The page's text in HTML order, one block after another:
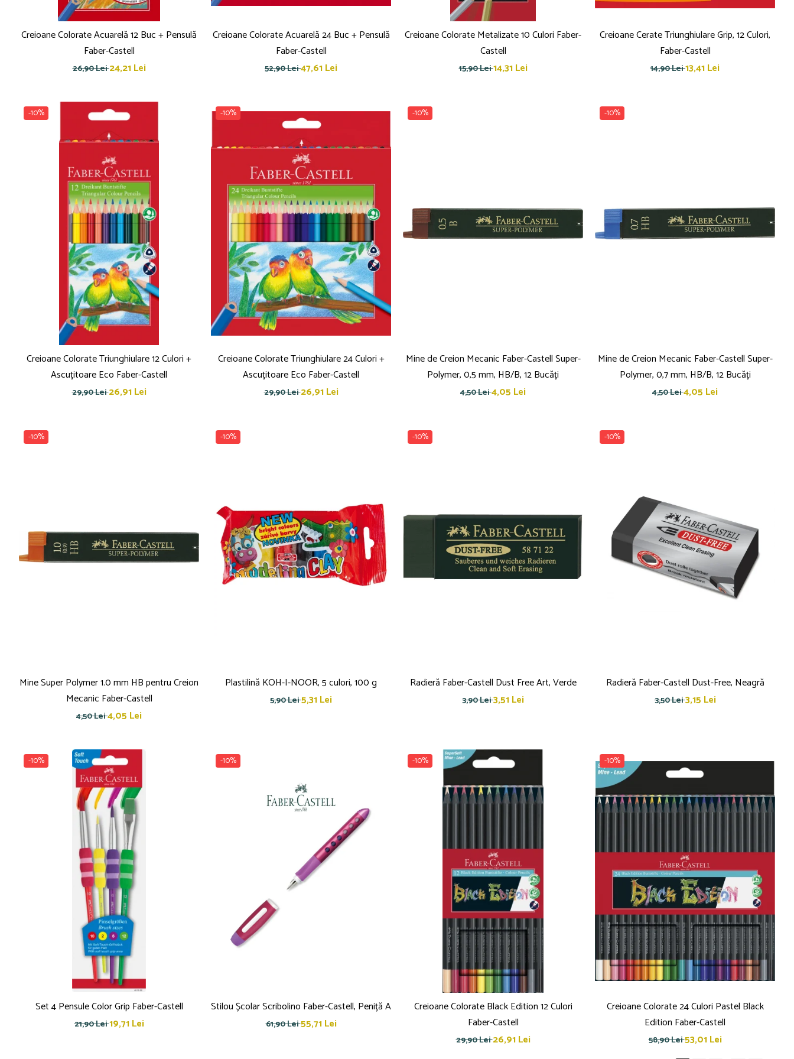
Tempera și Guașe
Creioane Colorate Acuarelă 12 Buc + Pensulă
Faber-Castell
26,90 Lei24,21 Lei
Creioane Colorate Acuarelă 24 Buc + Pensulă
Faber-Castell
52,90 Lei47,61 Lei
Creioane Colorate Metalizate 10 Culori Faber-
Castell
15,90 Lei14,31 Lei
Creioane Cerate Triunghiulare Grip, 12 Culori,
Faber-Castell
14,90 Lei13,41 Lei
-10%
Creioane Colorate Triunghiulare 12 Culori +
Ascuțitoare Eco Faber-Castell
29,90 Lei26,91 Lei
-10%
Creioane Colorate Triunghiulare 24 Culori +
Ascuțitoare Eco Faber-Castell
29,90 Lei26,91 Lei
-10%
Mine de Creion Mecanic Faber-Castell Super-
Polymer, 0,5 mm, HB/B, 12 Bucăți
4,50 Lei4,05 Lei
-10%
Mine de Creion Mecanic Faber-Castell Super-
Polymer, 0,7 mm, HB/B, 12 Bucăți
4,50 Lei4,05 Lei
-10%
Mine Super Polymer 1.0 mm HB pentru Creion
Mecanic Faber-Castell
4,50 Lei4,05 Lei
-10%
Plastilină KOH-I-NOOR, 5 culori, 100 g
5,90 Lei5,31 Lei
-10%
Radieră Faber-Castell Dust Free Art, Verde
3,90 Lei3,51 Lei
-10%
Radieră Faber-Castell Dust-Free, Neagră
3,50 Lei3,15 Lei
-10%
Set 4 Pensule Color Grip Faber-Castell
21,90 Lei19,71 Lei
-10%
Stilou Școlar Scribolino Faber-Castell, Peniță A
61,90 Lei55,71 Lei
-10%
Creioane Colorate Black Edition 12 Culori
Faber-Castell
29,90 Lei26,91 Lei
-10%
Creioane Colorate 24 Culori Pastel Black
Edition Faber-Castell
58,90 Lei53,01 Lei